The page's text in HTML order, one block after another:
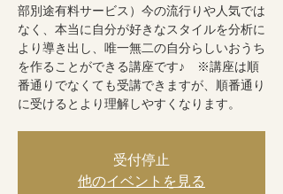
部別途有料サービス）今の流行りや人気では
なく、本当に自分が好きなスタイルを分析に
より導き出し、唯一無二の自分らしいおうち
を作ることができる講座です♪ ※講座は順
番通りでなくても受講できますが、順番通り
に受けるとより理解しやすくなります。
受付停止
他のイベントを見る